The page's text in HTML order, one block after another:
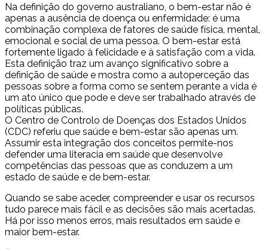
Na definição do governo australiano, o bem-estar não é
apenas a ausência de doença ou enfermidade: é uma
combinação complexa de fatores de saúde física, mental,
emocional e social de uma pessoa. O bem-estar está
fortemente ligado à felicidade e à satisfação com a vida.
Esta definição traz um avanço significativo sobre a
definição de saúde e mostra como a autoperceção das
pessoas sobre a forma como se sentem perante a vida é
um ato único que pode e deve ser trabalhado através de
políticas públicas.
O Centro de Controlo de Doenças dos Estados Unidos
(CDC) referiu que saúde e bem-estar são apenas um.
Assumir esta integração dos conceitos permite-nos
defender uma literacia em saúde que desenvolve
competências das pessoas que as conduzem a um
estado de saúde e de bem-estar.
Quando se sabe aceder, compreender e usar os recursos
tudo parece mais fácil e as decisões são mais acertadas.
Há por isso menos erros, mais resultados em saúde e
maior bem-estar.